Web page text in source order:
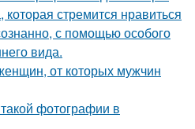
стремится нравиться
с помощью особого
вида.
от которых мужчин
фотографии в